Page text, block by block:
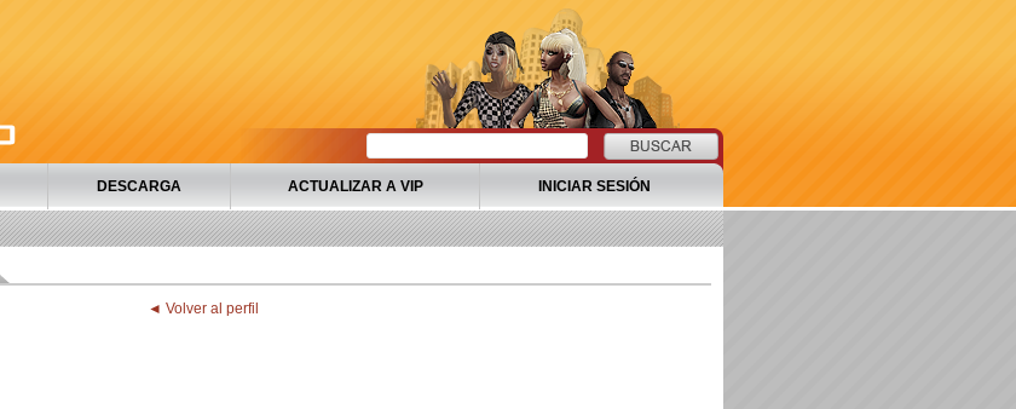
DESCARGA ACTUALIZAR A VIP INICIAR SESIÓN
◄ Volver al perfil